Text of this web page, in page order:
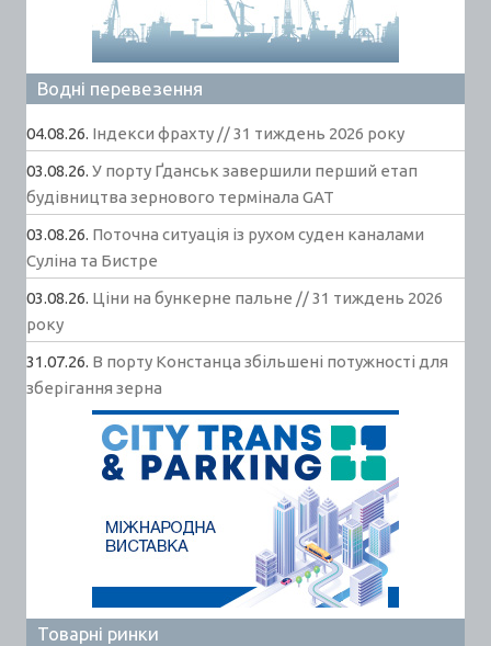
Водні перевезення
04.08.26. Індекси фрахту // 31 тиждень 2026 року
03.08.26. У порту Ґданськ завершили перший етап
будівництва зернового термінала GAT
03.08.26. Поточна ситуація із рухом суден каналами
Суліна та Бистре
03.08.26. Ціни на бункерне пальне // 31 тиждень 2026
року
31.07.26. В порту Констанца збільшені потужності для
зберігання зерна
Товарні ринки